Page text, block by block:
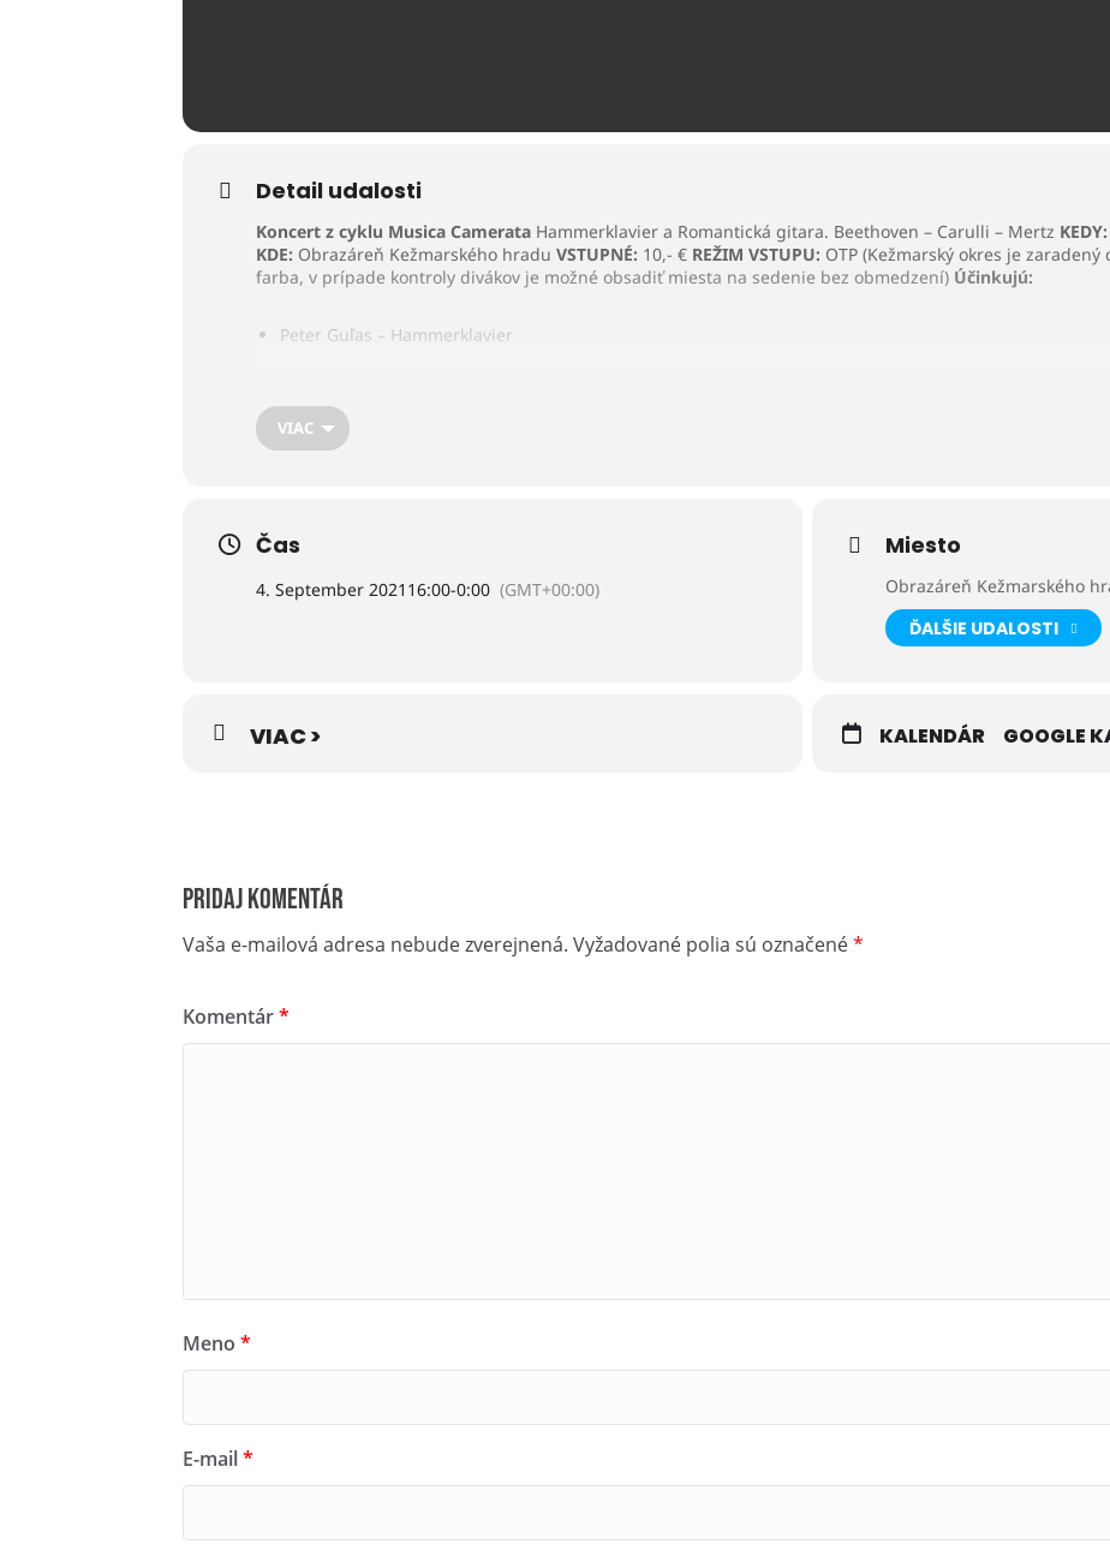
Detail udalosti
Koncert z cyklu Musica Camerata Hammerklavier a Romantická gitara. Beethoven – Carulli – Mertz KEDY:
KDE: Obrazáreň Kežmarského hradu VSTUPNÉ: 10,- € REŽIM VSTUPU: OTP (Kežmarský okres je
farba, v prípade kontroly divákov je možné obsadiť miesta na sedenie bez obmedzení) Účinkujú:
Peter Guľas – Hammerklavier
VIAC
Čas
4. September 2021 16:00-0:00 (GMT+00:00)
Miesto
Obrazáreň Kežmarského
ĎALŠIE UDALOSTI
VIAC > KALENDÁR GOOGLE
Pridaj komentár
Vaša e-mailová adresa nebude zverejnená. Vyžadované polia sú označené*
Komentár*
Meno *
E-mail*